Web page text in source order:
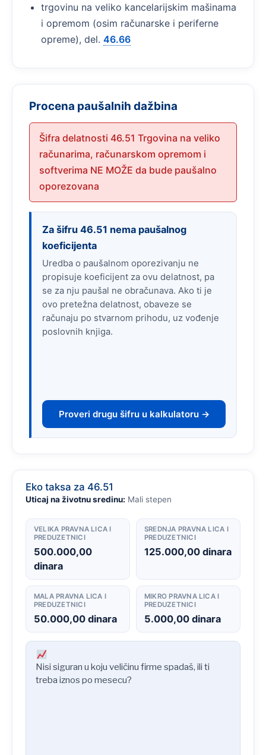
trgovinu na veliko kancelarijskim mašinama
i opremom (osim računarske i periferne
opreme), del. 46.66
Procena paušalnih dažbina
Šifra delatnosti 46.51 Trgovina na veliko
računarima, računarskom opremom i
softverima NE MOŽE da bude paušalno
oporezovana
Za šifru 46.51 nema paušalnog
koeficijenta
Uredba o paušalnom oporezivanju ne
propisuje koeficijent za ovu delatnost, pa
se za nju paušal ne obračunava. Ako ti je
ovo pretežna delatnost, obaveze se
računaju po stvarnom prihodu, uz vođenje
poslovnih knjiga.
Proveri drugu šifru u kalkulatoru →
Eko taksa za 46.51
Uticaj na životnu sredinu: Mali stepen
VELIKA PRAVNA LICA I
PREDUZETNICI
500.000,00
dinara
SREDNJA PRAVNA LICA I
PREDUZETNICI
125.000,00 dinara
MALA PRAVNA LICA I
PREDUZETNICI
50.000,00 dinara
MIKRO PRAVNA LICA I
PREDUZETNICI
5.000,00 dinara
Nisi siguran u koju veličinu firme spadaš, ili ti
treba iznos po mesecu?